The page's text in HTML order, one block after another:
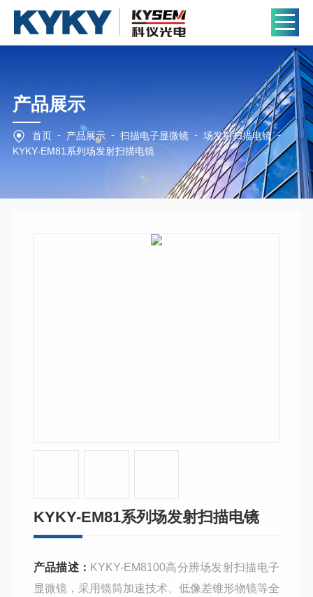
产品展示
首页 - 产品展示 - 扫描电子显微镜 - 场发射扫描电镜 -
KYKY-EM81系列场发射扫描电镜
KYKY-EM81系列场发射扫描电镜
产品描述： KYKY-EM8100高分辨场发射扫描电子
显微镜，采用镜筒加速技术、低像差锥形物镜等全